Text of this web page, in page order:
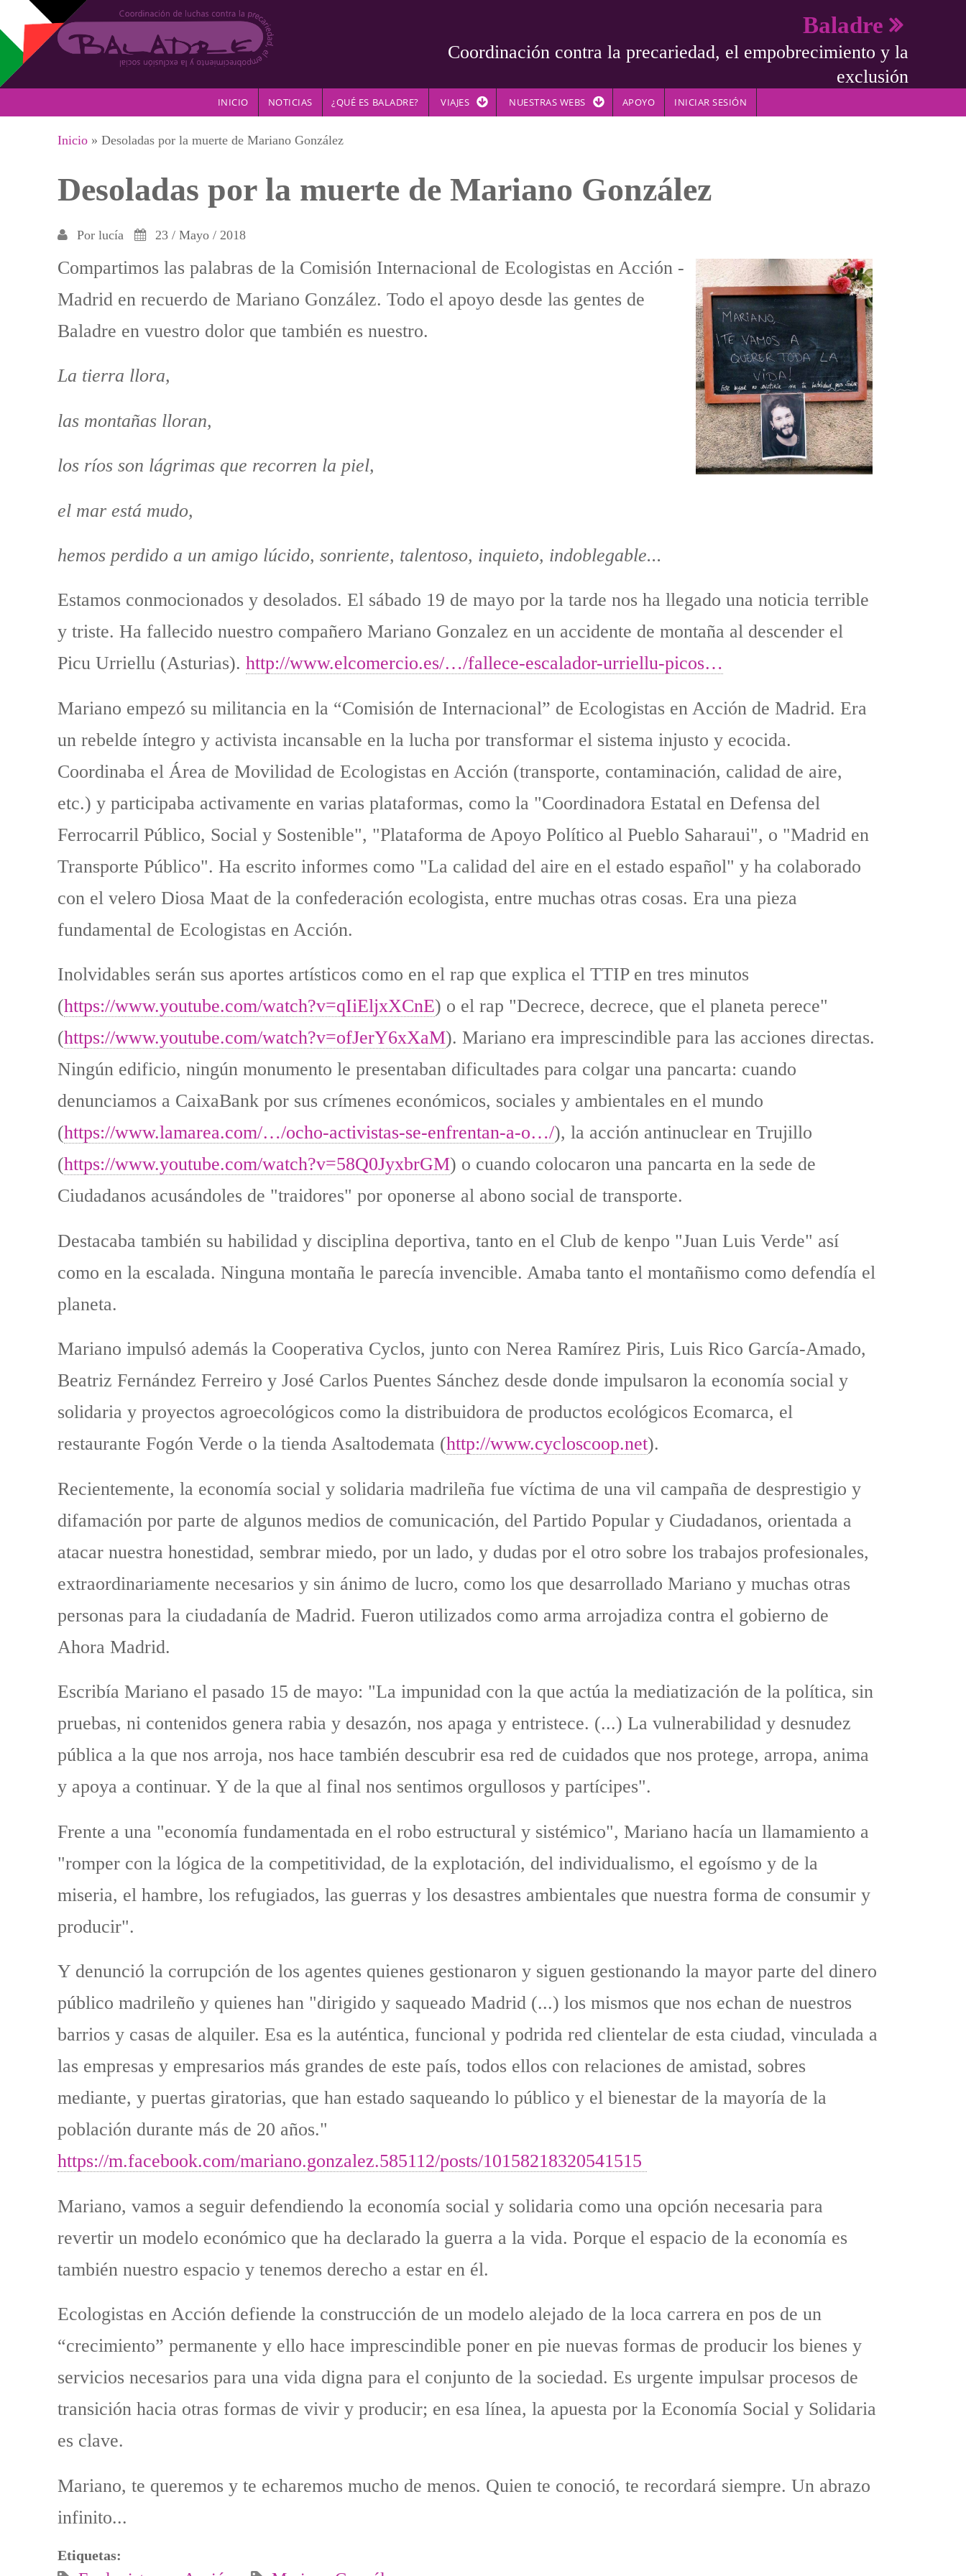
Pasar al contenido principal
Baladre
Coordinación contra la precariedad, el empobrecimiento y la
exclusión
INICIO NOTICIAS ¿QUÉ ES BALADRE? VIAJES NUESTRAS WEBS APOYO INICIAR SESIÓN
Se encuentra usted aquí
Inicio » Desoladas por la muerte de Mariano González
Desoladas por la muerte de Mariano González
Por lucía 23 / Mayo / 2018
Compartimos las palabras de la Comisión Internacional de Ecologistas en Acción -
Madrid en recuerdo de Mariano González. Todo el apoyo desde las gentes de
Baladre en vuestro dolor que también es nuestro.
La tierra llora,
las montañas lloran,
los ríos son lágrimas que recorren la piel,
el mar está mudo,
hemos perdido a un amigo lúcido, sonriente, talentoso, inquieto, indoblegable...
Estamos conmocionados y desolados. El sábado 19 de mayo por la tarde nos ha llegado una noticia terrible
y triste. Ha fallecido nuestro compañero Mariano Gonzalez en un accidente de montaña al descender el
Picu Urriellu (Asturias). http://www.elcomercio.es/…/fallece-escalador-urriellu-picos…
Mariano empezó su militancia en la “Comisión de Internacional” de Ecologistas en Acción de Madrid. Era
un rebelde íntegro y activista incansable en la lucha por transformar el sistema injusto y ecocida.
Coordinaba el Área de Movilidad de Ecologistas en Acción (transporte, contaminación, calidad de aire,
etc.) y participaba activamente en varias plataformas, como la "Coordinadora Estatal en Defensa del
Ferrocarril Público, Social y Sostenible", "Plataforma de Apoyo Político al Pueblo Saharaui", o "Madrid en
Transporte Público". Ha escrito informes como "La calidad del aire en el estado español" y ha colaborado
con el velero Diosa Maat de la confederación ecologista, entre muchas otras cosas. Era una pieza
fundamental de Ecologistas en Acción.
Inolvidables serán sus aportes artísticos como en el rap que explica el TTIP en tres minutos
(https://www.youtube.com/watch?v=qIiEljxXCnE) o el rap "Decrece, decrece, que el planeta perece"
(https://www.youtube.com/watch?v=ofJerY6xXaM). Mariano era imprescindible para las acciones directas.
Ningún edificio, ningún monumento le presentaban dificultades para colgar una pancarta: cuando
denunciamos a CaixaBank por sus crímenes económicos, sociales y ambientales en el mundo
(https://www.lamarea.com/…/ocho-activistas-se-enfrentan-a-o…/), la acción antinuclear en Trujillo
(https://www.youtube.com/watch?v=58Q0JyxbrGM) o cuando colocaron una pancarta en la sede de
Ciudadanos acusándoles de "traidores" por oponerse al abono social de transporte.
Destacaba también su habilidad y disciplina deportiva, tanto en el Club de kenpo "Juan Luis Verde" así
como en la escalada. Ninguna montaña le parecía invencible. Amaba tanto el montañismo como defendía el
planeta.
Mariano impulsó además la Cooperativa Cyclos, junto con Nerea Ramírez Piris, Luis Rico García-Amado,
Beatriz Fernández Ferreiro y José Carlos Puentes Sánchez desde donde impulsaron la economía social y
solidaria y proyectos agroecológicos como la distribuidora de productos ecológicos Ecomarca, el
restaurante Fogón Verde o la tienda Asaltodemata (http://www.cycloscoop.net).
Recientemente, la economía social y solidaria madrileña fue víctima de una vil campaña de desprestigio y
difamación por parte de algunos medios de comunicación, del Partido Popular y Ciudadanos, orientada a
atacar nuestra honestidad, sembrar miedo, por un lado, y dudas por el otro sobre los trabajos profesionales,
extraordinariamente necesarios y sin ánimo de lucro, como los que desarrollado Mariano y muchas otras
personas para la ciudadanía de Madrid. Fueron utilizados como arma arrojadiza contra el gobierno de
Ahora Madrid.
Escribía Mariano el pasado 15 de mayo: "La impunidad con la que actúa la mediatización de la política, sin
pruebas, ni contenidos genera rabia y desazón, nos apaga y entristece. (...) La vulnerabilidad y desnudez
pública a la que nos arroja, nos hace también descubrir esa red de cuidados que nos protege, arropa, anima
y apoya a continuar. Y de la que al final nos sentimos orgullosos y partícipes".
Frente a una "economía fundamentada en el robo estructural y sistémico", Mariano hacía un llamamiento a
"romper con la lógica de la competitividad, de la explotación, del individualismo, el egoísmo y de la
miseria, el hambre, los refugiados, las guerras y los desastres ambientales que nuestra forma de consumir y
producir".
Y denunció la corrupción de los agentes quienes gestionaron y siguen gestionando la mayor parte del dinero
público madrileño y quienes han "dirigido y saqueado Madrid (...) los mismos que nos echan de nuestros
barrios y casas de alquiler. Esa es la auténtica, funcional y podrida red clientelar de esta ciudad, vinculada a
las empresas y empresarios más grandes de este país, todos ellos con relaciones de amistad, sobres
mediante, y puertas giratorias, que han estado saqueando lo público y el bienestar de la mayoría de la
población durante más de 20 años."
https://m.facebook.com/mariano.gonzalez.585112/posts/10158218320541515
Mariano, vamos a seguir defendiendo la economía social y solidaria como una opción necesaria para
revertir un modelo económico que ha declarado la guerra a la vida. Porque el espacio de la economía es
también nuestro espacio y tenemos derecho a estar en él.
Ecologistas en Acción defiende la construcción de un modelo alejado de la loca carrera en pos de un
“crecimiento” permanente y ello hace imprescindible poner en pie nuevas formas de producir los bienes y
servicios necesarios para una vida digna para el conjunto de la sociedad. Es urgente impulsar procesos de
transición hacia otras formas de vivir y producir; en esa línea, la apuesta por la Economía Social y Solidaria
es clave.
Mariano, te queremos y te echaremos mucho de menos. Quien te conoció, te recordará siempre. Un abrazo
infinito...
Etiquetas: